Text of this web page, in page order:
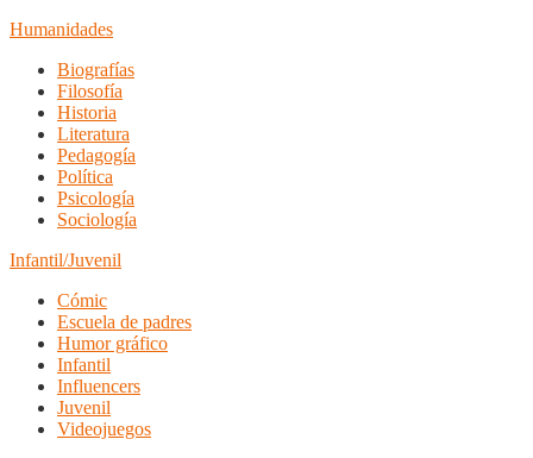
Humanidades
Biografías
Filosofía
Historia
Literatura
Pedagogía
Política
Psicología
Sociología
Infantil/Juvenil
Cómic
Escuela de padres
Humor gráfico
Infantil
Influencers
Juvenil
Videojuegos